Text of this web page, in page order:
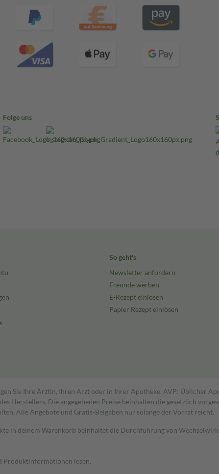
Folge uns
So geht's
Newsletter anfordern
Freunde werben
E-Rezept einlösen
Papier Rezept einlösen
Sie Ihre Ärztin, Ihren Arzt oder in Ihrer Apotheke. AVP: Üblicher
Die angegebenen Preise beinhalten die gesetzlich
Alle Angebote und Gratis-Beigaben nur solange der Vorrat reicht.
in deinem Warenkorb beinhaltet die Durchführung von
Produktinformationen lesen.